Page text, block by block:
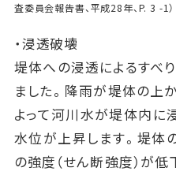
査委員会報告書、平成28年、P. 3 -1）
・浸透破壊
堤体への浸透によるすべ
ました。降雨が堤体の上
よって河川水が堤体内に
水位が上昇します。堤体
の強度（せん断強度）が